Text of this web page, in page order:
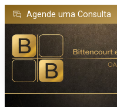
Agende uma Consulta